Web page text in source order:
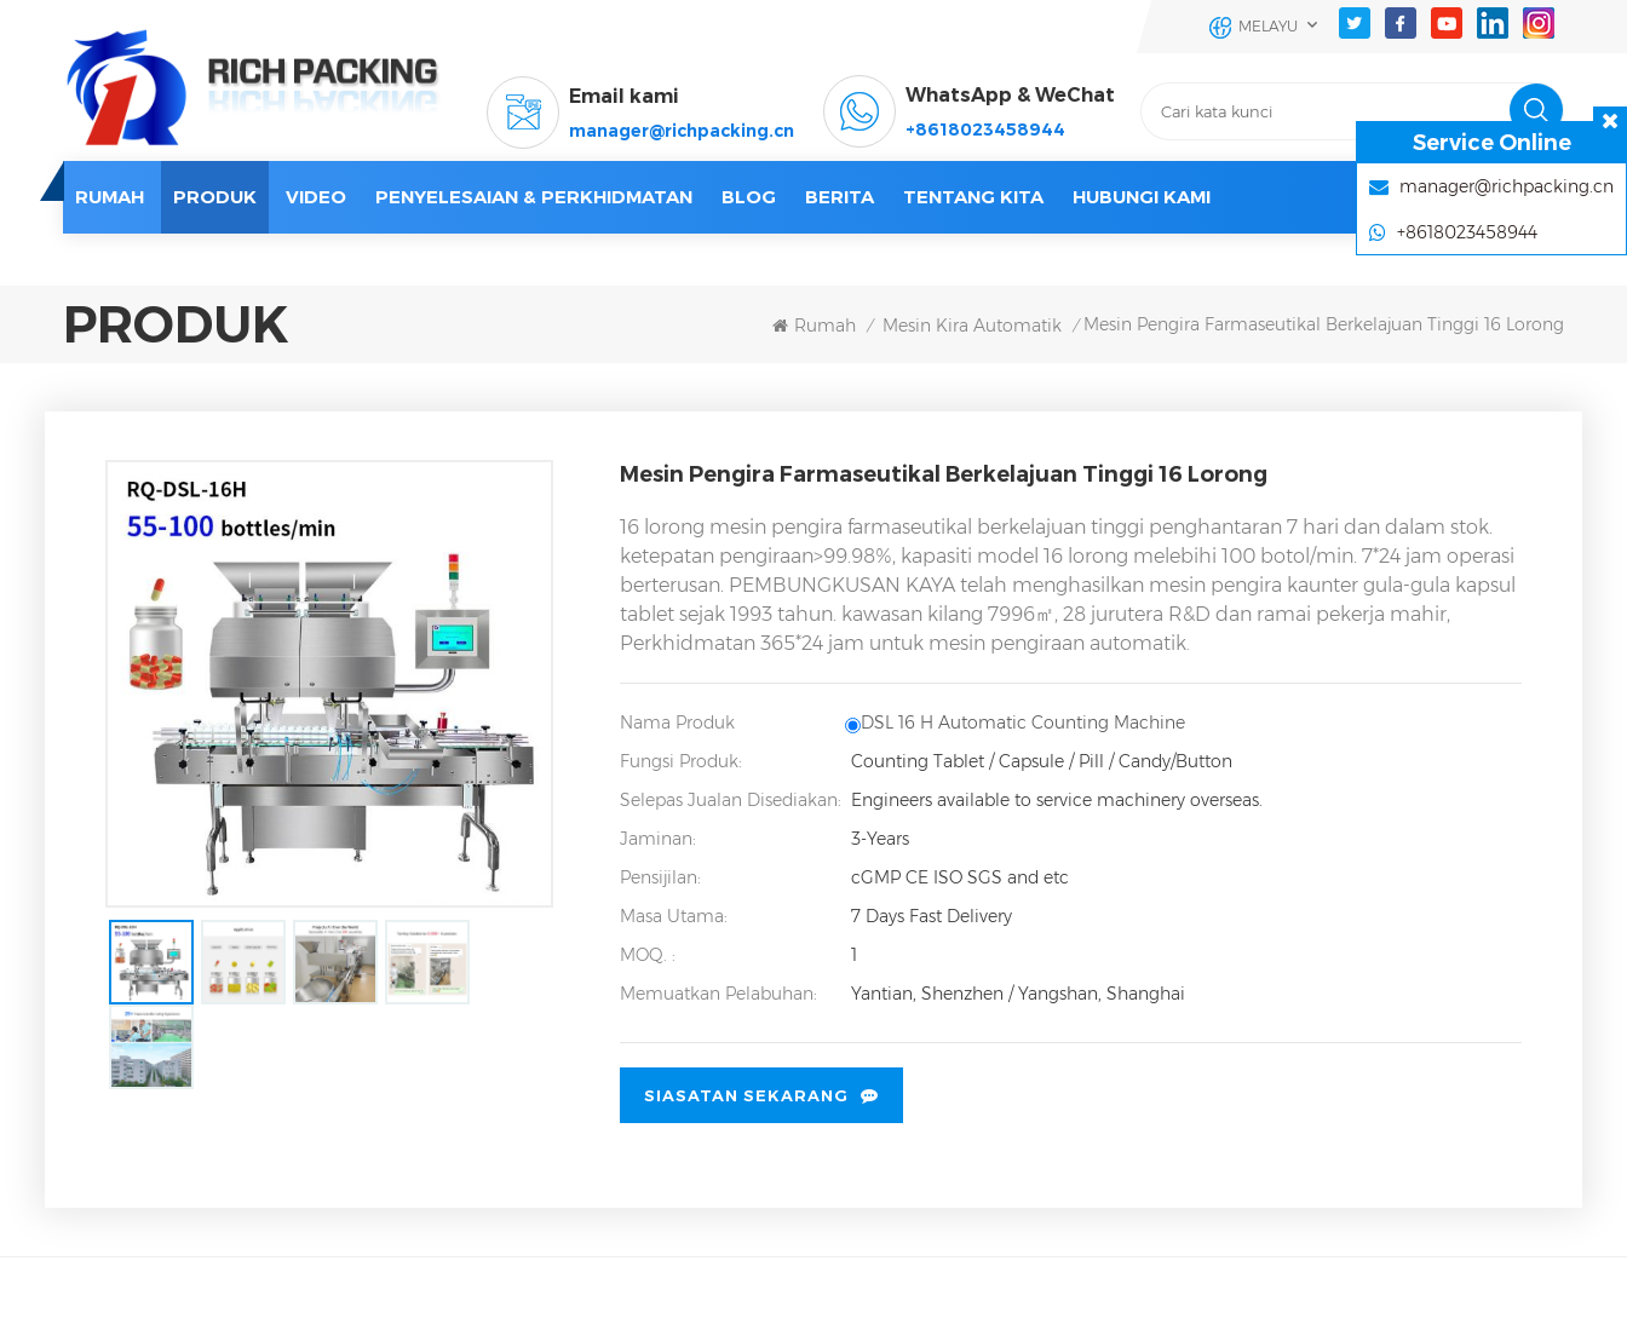
MELAYU
Email kami
manager@richpacking.cn
WhatsApp & WeChat
+8618023458944
RUMAH PRODUK VIDEO PENYELESAIAN & PERKHIDMATAN BLOG BERITA TENTANG KITA HUBUNGI KAMI
PRODUK Rumah / Mesin Kira Automatik / Mesin Pengira Farmaseutikal Berkelajuan Tinggi 16 Lorong
Mesin Pengira Farmaseutikal Berkelajuan Tinggi 16 Lorong
16 lorong mesin pengira farmaseutikal berkelajuan tinggi penghantaran 7 hari dan dalam stok.
ketepatan pengiraan>99.98%, kapasiti model 16 lorong melebihi 100 botol/min. 7*24 jam operasi
berterusan. PEMBUNGKUSAN KAYA telah menghasilkan mesin pengira kaunter gula-gula kapsul
tablet sejak 1993 tahun. kawasan kilang 7996㎡, 28 jurutera R&D dan ramai pekerja mahir,
Perkhidmatan 365*24 jam untuk mesin pengiraan automatik.
Nama Produk
DSL 16 H Automatic Counting Machine
Fungsi Produk:
Counting Tablet / Capsule / Pill / Candy/Button
Selepas Jualan Disediakan:
Engineers available to service machinery overseas.
Jaminan:
3-Years
Pensijilan:
cGMP CE ISO SGS and etc
Masa Utama:
7 Days Fast Delivery
MOQ. :
1
Memuatkan Pelabuhan:
Yantian, Shenzhen / Yangshan, Shanghai
SIASATAN SEKARANG
Service Online
manager@richpacking.cn
+8618023458944